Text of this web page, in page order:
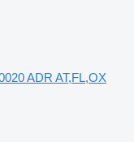
ADR AT,FL,OX